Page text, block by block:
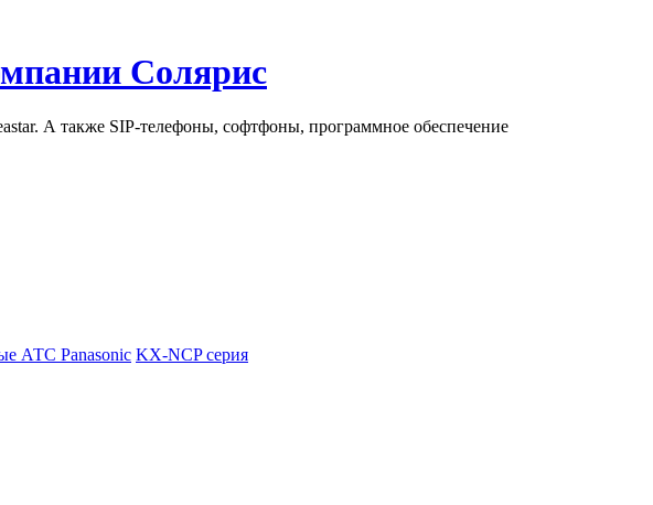
Солярис
А также SIP-телефоны, софтфоны, программное обеспечение
АТС Panasonic KX-NCP серия